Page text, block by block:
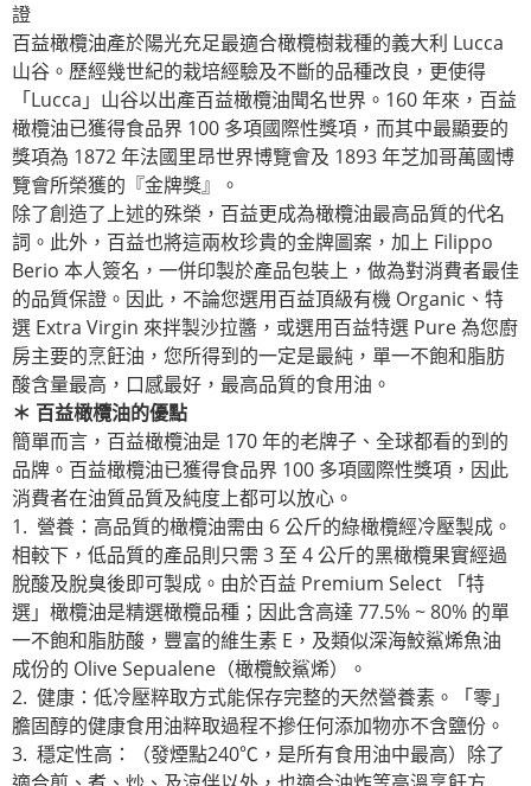
證
百益橄欖油產於陽光充足最適合橄欖樹栽種的義大利 Lucca
山谷。歷經幾世紀的栽培經驗及不斷的品種改良，更使得
「Lucca」山谷以出產百益橄欖油聞名世界。160 年來，百益
橄欖油已獲得食品界 100 多項國際性獎項，而其中最顯要的
獎項為 1872 年法國里昂世界博覽會及 1893 年芝加哥萬國博
覽會所榮獲的『金牌獎』。
除了創造了上述的殊榮，百益更成為橄欖油最高品質的代名
詞。此外，百益也將這兩枚珍貴的金牌圖案，加上 Filippo
Berio 本人簽名，一併印製於產品包裝上，做為對消費者最佳
的品質保證。因此，不論您選用百益頂級有機 Organic、特
選 Extra Virgin 來拌製沙拉醬，或選用百益特選 Pure 為您廚
房主要的烹飪油，您所得到的一定是最純，單一不飽和脂肪
酸含量最高，口感最好，最高品質的食用油。
＊ 百益橄欖油的優點
簡單而言，百益橄欖油是 170 年的老牌子、全球都看的到的
品牌。百益橄欖油已獲得食品界 100 多項國際性獎項，因此
消費者在油質品質及純度上都可以放心。
1. 營養：高品質的橄欖油需由 6 公斤的綠橄欖經冷壓製成。
相較下，低品質的產品則只需 3 至 4 公斤的黑橄欖果實經過
脫酸及脫臭後即可製成。由於百益 Premium Select 「特
選」橄欖油是精選橄欖品種；因此含高達 77.5% ~ 80% 的單
一不飽和脂肪酸，豐富的維生素 E，及類似深海鮫鯊烯魚油
成份的 Olive Sepualene（橄欖鮫鯊烯）。
2. 健康：低冷壓粹取方式能保存完整的天然營養素。「零」
膽固醇的健康食用油粹取過程不摻任何添加物亦不含鹽份。
3. 穩定性高：（發煙點240℃，是所有食用油中最高）除了